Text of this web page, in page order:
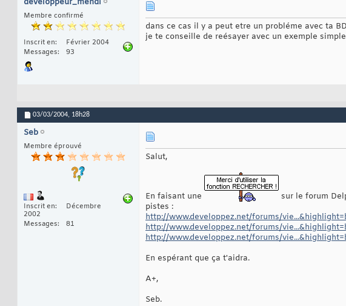
developpeur_mehdi
Membre confirmé
Inscrit en
Février 2004
Messages
93
dans ce cas il y a peut etre un probléme avec ta
je te conseille de reésayer avec un exemple
03/03/2004, 18h28
Seb
Membre éprouvé
Inscrit en
Décembre
2002
Messages
81
Salut,
En faisant une
sur le forum
pistes :
http://www.developpez.net/forums/
http://www.developpez.net/forums/
http://www.developpez.net/forums/
En espérant que ça t'aidra.
A+,
Seb.